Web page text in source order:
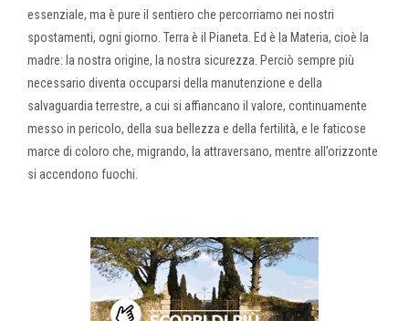
essenziale, ma è pure il sentiero che percorriamo nei nostri
spostamenti, ogni giorno. Terra è il Pianeta. Ed è la Materia, cioè la
madre: la nostra origine, la nostra sicurezza. Perciò sempre più
necessario diventa occuparsi della manutenzione e della
salvaguardia terrestre, a cui si affiancano il valore, continuamente
messo in pericolo, della sua bellezza e della fertilità, e le faticose
marce di coloro che, migrando, la attraversano, mentre all’orizzonte
si accendono fuochi.